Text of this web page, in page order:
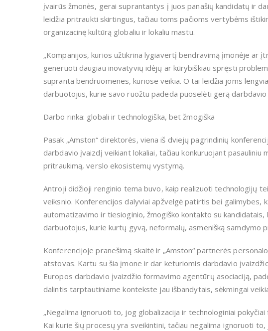
įvairūs žmonės, gerai suprantantys į juos panašių kandidatų ir
leidžia pritraukti skirtingus, tačiau toms pačioms vertybėms
organizacinę kultūrą globaliu ir lokaliu mastu.
„Kompanijos, kurios užtikrina lygiavertį bendravimą įmonėje ar
generuoti daugiau inovatyvių idėjų ar kūrybiškiau spręsti
supranta bendruomenes, kuriose veikia. O tai leidžia joms
darbuotojus, kurie savo ruožtu padeda puoselėti gerą darbdavio
Darbo rinka: globali ir technologiška, bet žmogiška
Pasak „Amston“ direktorės, viena iš dviejų pagrindinių
darbdavio įvaizdį veikiant lokaliai, tačiau konkuruojant pasauliniu
pritraukimą, verslo ekosistemų vystymą.
Antroji didžioji renginio tema buvo, kaip realizuoti technologijų
veiksnio. Konferencijos dalyviai apžvelgė patirtis bei galimybes,
automatizavimo ir tiesioginio, žmogiško kontakto su
darbuotojus, kurie kurtų gyvą, neformalų, asmenišką samdymo
Konferencijoje pranešimą skaitė ir „Amston“ partnerės
atstovas. Kartu su šia įmone ir dar keturiomis darbdavio
Europos darbdavio įvaizdžio formavimo agentūrų asociaciją,
dalintis tarptautiniame kontekste jau išbandytais, sėkmingai
„Negalima ignoruoti to, jog globalizacija ir technologiniai
Kai kurie šių procesų yra sveikintini, tačiau negalima ignoruoti